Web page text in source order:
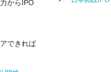
からIPO
できれば